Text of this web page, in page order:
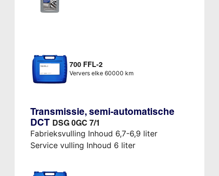
700 FFL-2
Ververs elke 60000 km
Transmissie, semi-automatische
DCT DSG 0GC 7/1
Fabrieksvulling Inhoud 6,7-6,9 liter
Service vulling Inhoud 6 liter